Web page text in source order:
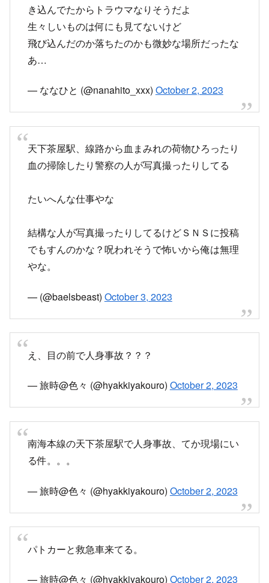
き込んでたからトラウマなりそうだよ
生々しいものは何にも見てないけど
飛び込んだのか落ちたのかも微妙な場所だったな
あ…
— ななひと (@nanahito_xxx) October 2, 2023
天下茶屋駅、線路から血まみれの荷物ひろったり
血の掃除したり警察の人が写真撮ったりしてる
たいへんな仕事やな
結構な人が写真撮ったりしてるけどＳＮＳに投稿
でもすんのかな？呪われそうで怖いから俺は無理
やな。
— (@baelsbeast) October 3, 2023
え、目の前で人身事故？？？
— 旅時@色々 (@hyakkiyakouro) October 2, 2023
南海本線の天下茶屋駅で人身事故、てか現場にい
る件。。。
— 旅時@色々 (@hyakkiyakouro) October 2, 2023
パトカーと救急車来てる。
— 旅時@色々 (@hyakkiyakouro) October 2, 2023